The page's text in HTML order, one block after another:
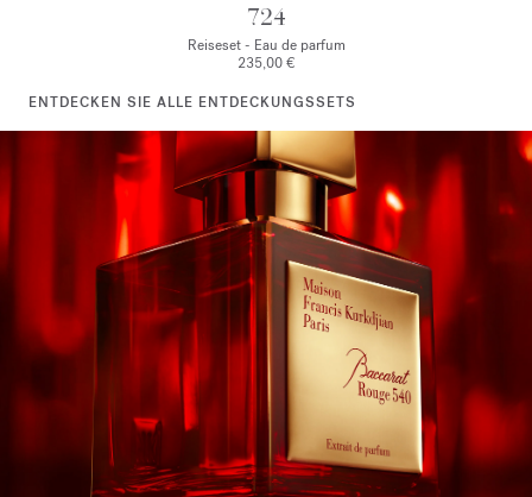
724
Reiseset - Eau de parfum
235,00 €
ENTDECKEN SIE ALLE ENTDECKUNGSSETS